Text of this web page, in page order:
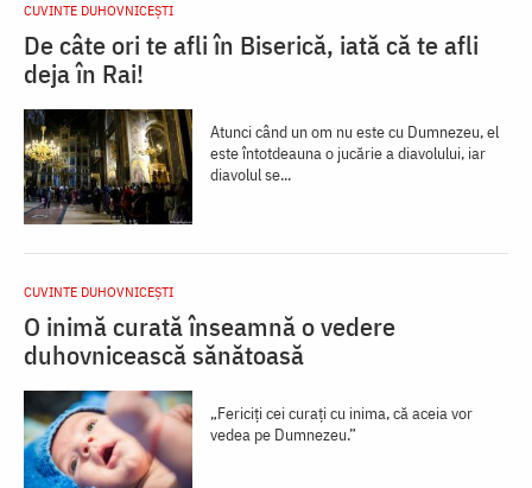
CUVINTE DUHOVNICEȘTI
De câte ori te afli în Biserică, iată că te afli
deja în Rai!
Atunci când un om nu este cu Dumnezeu, el
este întotdeauna o jucărie a diavolului, iar
diavolul se...
CUVINTE DUHOVNICEȘTI
O inimă curată înseamnă o vedere
duhovnicească sănătoasă
„Fericiți cei curați cu inima, că aceia vor
vedea pe Dumnezeu.”